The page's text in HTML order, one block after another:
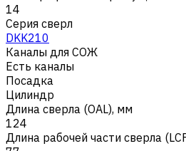
14
Серия сверл
DKK210
Каналы для СОЖ
Есть каналы
Посадка
Цилиндр
Длина сверла (OAL), мм
124
Длина рабочей части сверла